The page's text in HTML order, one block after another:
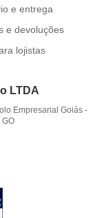
e entrega
e devoluções
lojistas
LTDA
Empresarial Goiás -
GO